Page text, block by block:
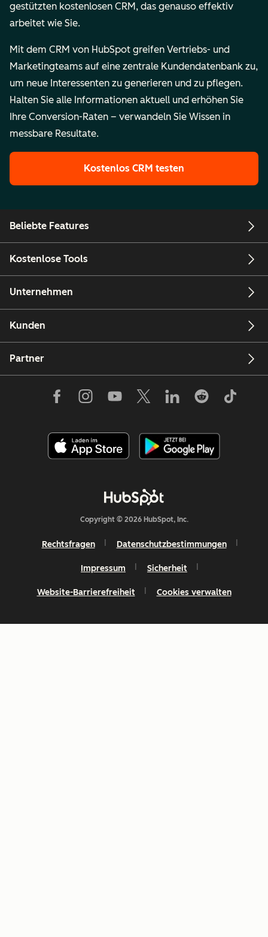
gestützten kostenlosen CRM, das genauso effektiv
arbeitet wie Sie.
Mit dem CRM von HubSpot greifen Vertriebs- und
Marketingteams auf eine zentrale Kundendatenbank zu,
um neue Interessenten zu generieren und zu pflegen.
Halten Sie alle Informationen aktuell und erhöhen Sie
Ihre Conversion-Raten – verwandeln Sie Wissen in
messbare Resultate.
Kostenlos CRM testen
Beliebte Features
Kostenlose Tools
Unternehmen
Kunden
Partner
Copyright © 2026 HubSpot, Inc.
Rechtsfragen Datenschutzbestimmungen
Impressum Sicherheit
Website-Barrierefreiheit Cookies verwalten